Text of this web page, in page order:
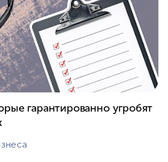
гарантированно угробят